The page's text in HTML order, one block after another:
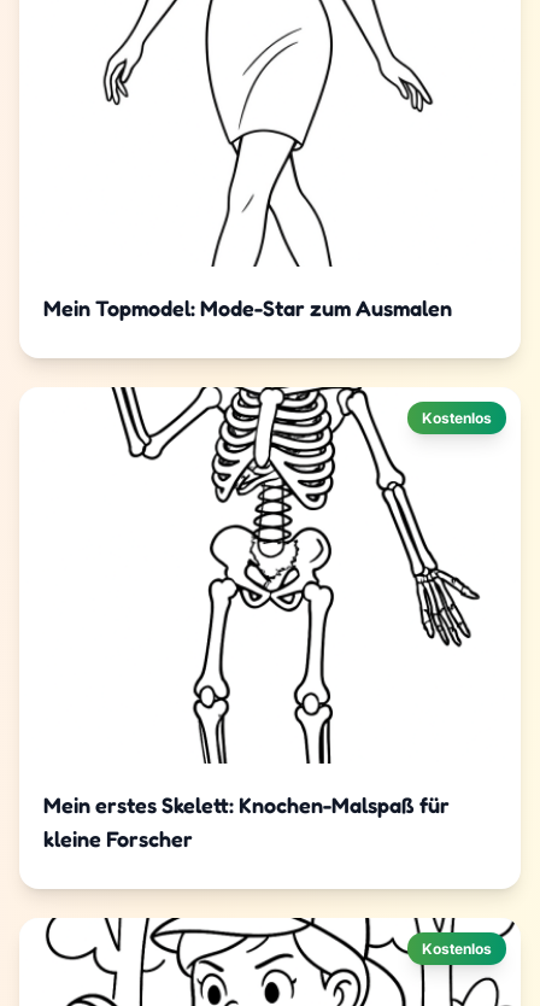
Mein Topmodel: Mode-Star zum Ausmalen
Kostenlos
Mein erstes Skelett: Knochen-Malspaß für
kleine Forscher
Kostenlos